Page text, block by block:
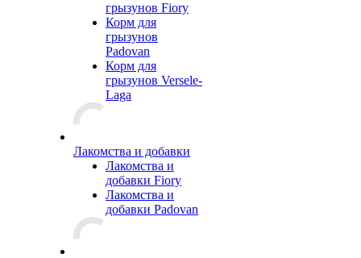
грызунов Fiory
Корм для
грызунов
Padovan
Корм для
грызунов Versele-
Laga
Лакомства и добавки
Лакомства и
добавки Fiory
Лакомства и
добавки Padovan